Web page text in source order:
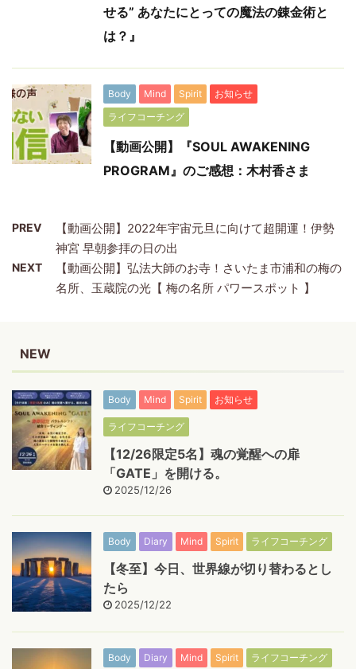
せる” あなたにとっての魔法の錬金術と
は？』
Body Mind Spirit
お知らせ
ライフコーチング
【動画公開】『SOUL AWAKENING
PROGRAM』のご感想：木村香さま
PREV
【動画公開】2022年宇宙元旦に向けて超開運！伊勢
神宮 早朝参拝の日の出
NEXT
【動画公開】弘法大師のお寺！さいたま市浦和の梅の
名所、玉蔵院の光【 梅の名所 パワースポット 】
NEW
Body Mind Spirit お知らせ
ライフコーチング
【12/26限定5名】魂の覚醒への扉
「GATE」を開ける。
2025/12/26
Body Diary Mind Spirit ライフコーチング
【冬至】今日、世界線が切り替わるとし
たら
2025/12/22
Body Diary Mind Spirit ライフコーチング